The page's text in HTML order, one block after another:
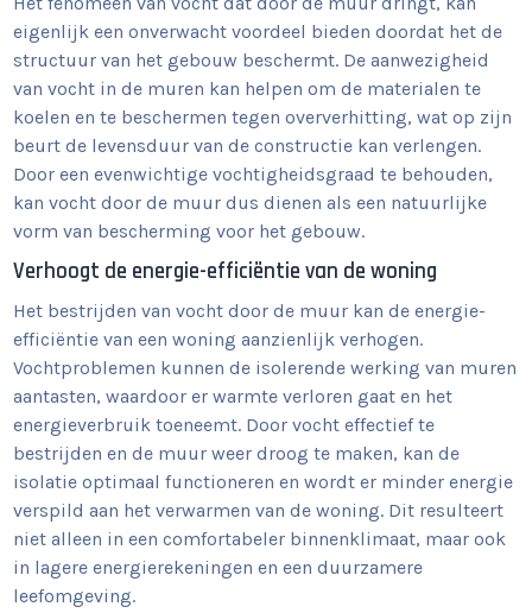
eigenlijk een onverwacht voordeel bieden doordat het de
structuur van het gebouw beschermt. De aanwezigheid
van vocht in de muren kan helpen om de materialen te
koelen en te beschermen tegen oververhitting, wat op zijn
beurt de levensduur van de constructie kan verlengen.
Door een evenwichtige vochtigheidsgraad te behouden,
kan vocht door de muur dus dienen als een natuurlijke
vorm van bescherming voor het gebouw.
Verhoogt de energie-efficiëntie van de woning
Het bestrijden van vocht door de muur kan de energie-
efficiëntie van een woning aanzienlijk verhogen.
Vochtproblemen kunnen de isolerende werking van muren
aantasten, waardoor er warmte verloren gaat en het
energieverbruik toeneemt. Door vocht effectief te
bestrijden en de muur weer droog te maken, kan de
isolatie optimaal functioneren en wordt er minder energie
verspild aan het verwarmen van de woning. Dit resulteert
niet alleen in een comfortabeler binnenklimaat, maar ook
in lagere energierekeningen en een duurzamere
leefomgeving.